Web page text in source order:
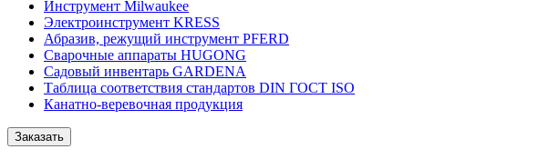
Инструмент Milwaukee
Электроинструмент KRESS
Абразив, режущий инструмент PFERD
Сварочные аппараты HUGONG
Садовый инвентарь GARDENA
Таблица соответствия стандартов DIN ГОСТ ISO
Канатно-веревочная продукция
Заказать